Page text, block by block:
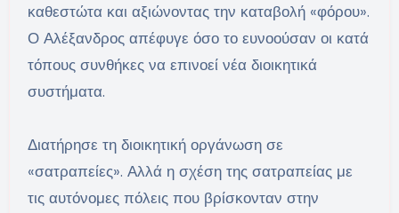
καθεστώτα και αξιώνοντας την καταβολή «φόρου».
Ο Αλέξανδρος απέφυγε όσο το ευνοούσαν οι κατά
τόπους συνθήκες να επινοεί νέα διοικητικά
συστήματα.
Διατήρησε τη διοικητική οργάνωση σε
«σατραπείες». Αλλά η σχέση της σατραπείας με
τις αυτόνομες πόλεις που βρίσκονταν στην